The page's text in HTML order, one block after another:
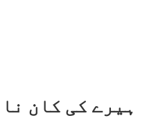
ہیرے کی کان